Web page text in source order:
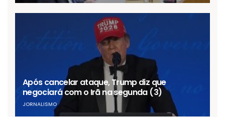
Após cancelar ataque, Trump diz que
negociará com o Irã na segunda (3)
JORNALISMO